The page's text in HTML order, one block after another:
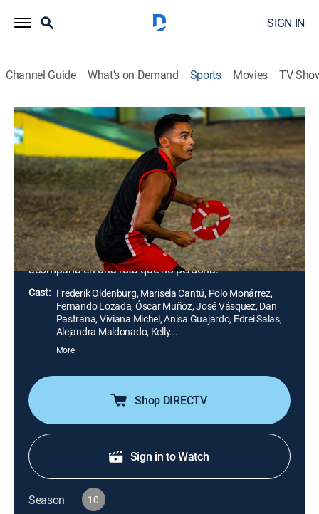
SIGN IN
Channel Guide What's on Demand Sports Movies TV
Exatlón Estados Unidos
S10 E59 | Exatlón Estados Unidos
Sin miedo a desaparecer (2026)
1h 26m |TVPG| Action sports, Competition reality TEL
Telemundo
2026
Día arduo de eliminación en la última semana. Un
hombre se despide en Exatlón Estados Unidos. El
Gallito Vázquez está sentenciado, y se define quien lo
acompaña en una ruta que no perdona.
Cast: Frederik Oldenburg, Marisela Cantú, Polo Monárrez,
Fernando Lozada, Óscar Muñoz, José Vásquez, Dan
Pastrana, Viviana Michel, Anisa Guajardo, Edrei Salas,
Alejandra Maldonado, Kelly...
More
Shop DIRECTV
Sign in to Watch
Season 10